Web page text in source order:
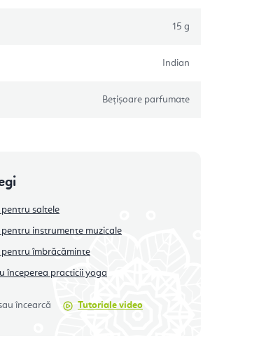
15 g
Indian
Bețișoare parfumate
saltele
instrumente muzicale
îmbrăcăminte
începerea practicii yoga
încearcă Tutoriale video